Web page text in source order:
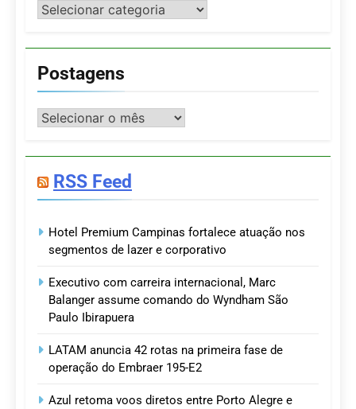
Categorias
Postagens
Postagens
RSS Feed
Hotel Premium Campinas fortalece atuação nos
segmentos de lazer e corporativo
Executivo com carreira internacional, Marc
Balanger assume comando do Wyndham São
Paulo Ibirapuera
LATAM anuncia 42 rotas na primeira fase de
operação do Embraer 195-E2
Azul retoma voos diretos entre Porto Alegre e